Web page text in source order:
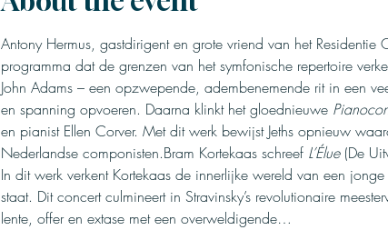
Antony Hermus, gastdirigent en grote vriend van het
programma dat de grenzen van het symfonische repertoire
John Adams – een opzwepende, adembenemende rit in een
en spanning opvoeren. Daarna klinkt het gloednieuwe
en pianist Ellen Corver. Met dit werk bewijst Jeths opnieuw
Nederlandse componisten.Bram Kortekaas schreef L’Élue (De
In dit werk verkent Kortekaas de innerlijke wereld van een
staat. Dit concert culmineert in Stravinsky’s revolutionaire
lente, offer en extase met een overweldigende…